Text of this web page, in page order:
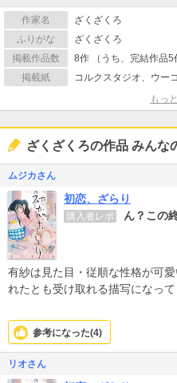
作家名
ざくざくろ
ふりがな
ざくざくろ
掲載作品数
8作 （うち、完結作品5
掲載紙
コルクスタジオ、ウー
もっ
ざくざくろの作品 みんな
ムジカさん
初恋、ざらり
購入者レポ ん？この
有紗は見た目・従順な性格が可
れたとも受け取れる描写になって
可愛ければ許されるのであれば
すます孤立してしまいます。
障害者が幸せになるには見た目
参考になった(4)
リオさん